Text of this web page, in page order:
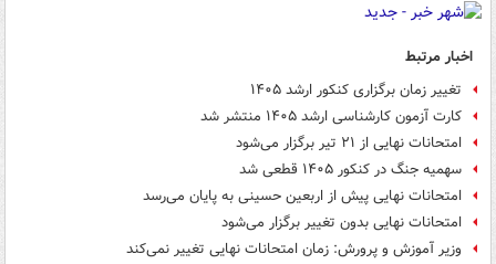
اخبار مرتبط
تغییر زمان برگزاری کنکور ارشد ۱۴۰۵
کارت آزمون کارشناسی ارشد ۱۴۰۵ منتشر شد
امتحانات نهایی از ۲۱ تیر برگزار می‌شود
سهمیه جنگ در کنکور ۱۴۰۵ قطعی شد
امتحانات نهایی پیش از اربعین حسینی به پایان می‌رسد
امتحانات نهایی بدون تغییر برگزار می‌شود
وزیر آموزش و پرورش: زمان امتحانات نهایی تغییر نمی‌کند